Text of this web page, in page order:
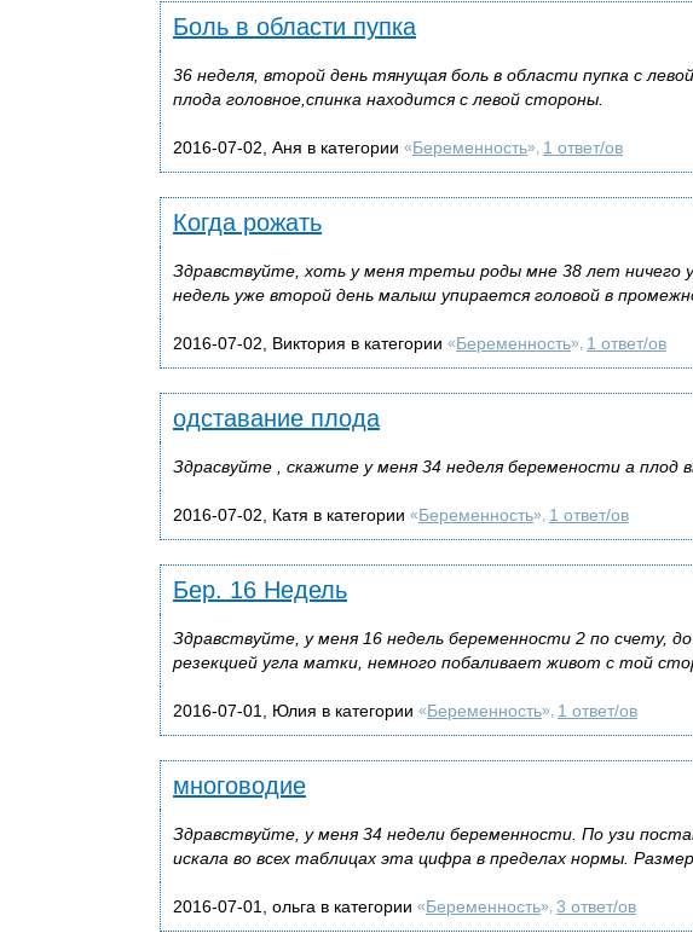
Боль в области пупка
36 неделя, второй день тянущая боль в области пупка с
плода головное,спинка находится с левой стороны.
2016-07-02, Аня в категории «Беременность», 1 ответ/ов
Когда рожать
Здравствуйте, хоть у меня третьи роды мне 38 лет ничего
недель уже второй день малыш упирается головой в
2016-07-02, Виктория в категории «Беременность», 1 ответ/ов
одставание плода
Здрасвуйте , скажите у меня 34 неделя беремености а плод
2016-07-02, Катя в категории «Беременность», 1 ответ/ов
Бер. 16 Недель
Здравствуйте, у меня 16 недель беременности 2 по счету,
резекцией угла матки, немного побаливает живот с той
2016-07-01, Юлия в категории «Беременность», 1 ответ/ов
многоводие
Здравствуйте, у меня 34 недели беременности. По узи
искала во всех таблицах эта цифра в пределах нормы.
2016-07-01, ольга в категории «Беременность», 3 ответ/ов